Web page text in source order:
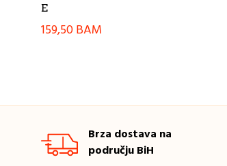
E
159,50BAM
Brza dostava na
području BiH